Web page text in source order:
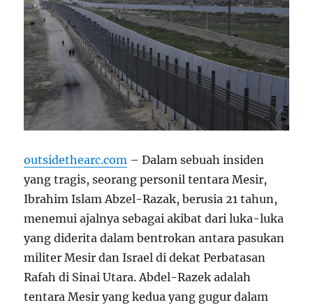
outsidethearc.com – Dalam sebuah insiden
yang tragis, seorang personil tentara Mesir,
Ibrahim Islam Abzel-Razak, berusia 21 tahun,
menemui ajalnya sebagai akibat dari luka-luka
yang diderita dalam bentrokan antara pasukan
militer Mesir dan Israel di dekat Perbatasan
Rafah di Sinai Utara. Abdel-Razek adalah
tentara Mesir yang kedua yang gugur dalam